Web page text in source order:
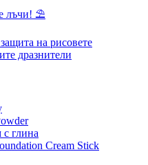
лъчи! ⛱
на рисовете
дразнители
глина
Cream Stick